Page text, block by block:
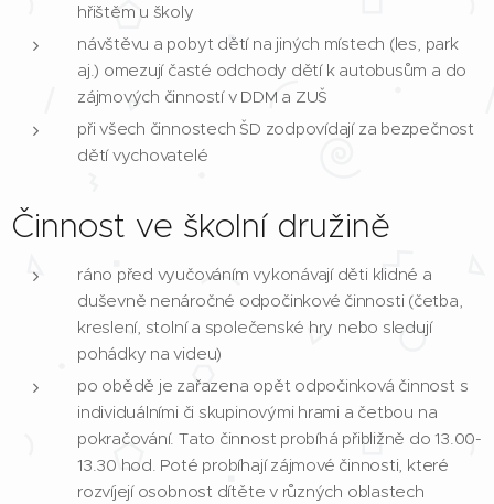
hřištěm u školy
návštěvu a pobyt dětí na jiných místech (les, park
aj.) omezují časté odchody dětí k autobusům a do
zájmových činností v DDM a ZUŠ
při všech činnostech ŠD zodpovídají za bezpečnost
dětí vychovatelé
Činnost ve školní družině
ráno před vyučováním vykonávají děti klidné a
duševně nenáročné odpočinkové činnosti (četba,
kreslení, stolní a společenské hry nebo sledují
pohádky na videu)
po obědě je zařazena opět odpočinková činnost s
individuálními či skupinovými hrami a četbou na
pokračování. Tato činnost probíhá přibližně do 13.00-
13.30 hod. Poté probíhají zájmové činnosti, které
rozvíjejí osobnost dítěte v různých oblastech